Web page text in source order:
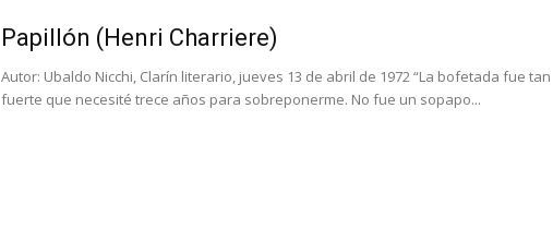
Papillón (Henri Charriere)
Autor: Ubaldo Nicchi, Clarín literario, jueves 13 de abril de 1972 “La bofetada fue tan
fuerte que necesité trece años para sobreponerme. No fue un sopapo...